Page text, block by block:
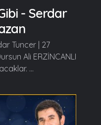
- Serdar
Tuncer | 27
Ali ERZİNCANLI
...